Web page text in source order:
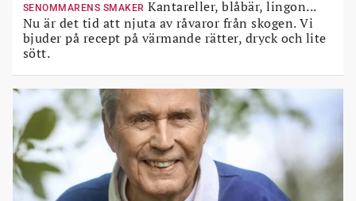
SENOMMARENS SMAKER Kantareller, blåbär, lingon...
Nu är det tid att njuta av råvaror från skogen. Vi
bjuder på recept på värmande rätter, dryck och lite
sött.